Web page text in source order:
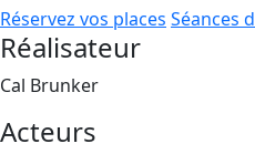
Réservez vos places Séances
Réalisateur
Cal Brunker
Acteurs